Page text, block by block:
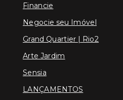
Financie
Negocie seu Imóvel
Grand Quartier | Rio2
Arte Jardim
Sensia
LANÇAMENTOS